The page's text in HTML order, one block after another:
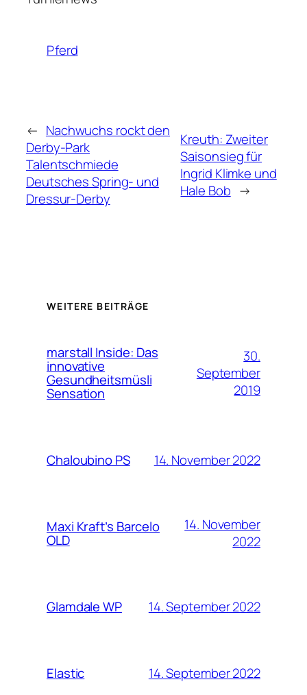
Pferd
← Nachwuchs rockt den
Derby-Park
Talentschmiede
Deutsches Spring- und
Dressur-Derby
Kreuth: Zweiter
Saisonsieg für
Ingrid Klimke und
Hale Bob →
WEITERE BEITRÄGE
marstall Inside: Das
innovative
Gesundheitsmüsli
Sensation
30.
September
2019
Chaloubino PS 14. November 2022
Maxi Kraft’s Barcelo
OLD
14. November
2022
Glamdale WP 14. September 2022
Elastic 14. September 2022